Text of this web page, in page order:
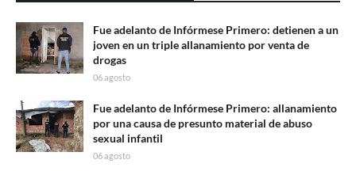
Fue adelanto de Infórmese Primero: detienen a un
joven en un triple allanamiento por venta de
drogas
06 agosto
Fue adelanto de Infórmese Primero: allanamiento
por una causa de presunto material de abuso
sexual infantil
06 agosto